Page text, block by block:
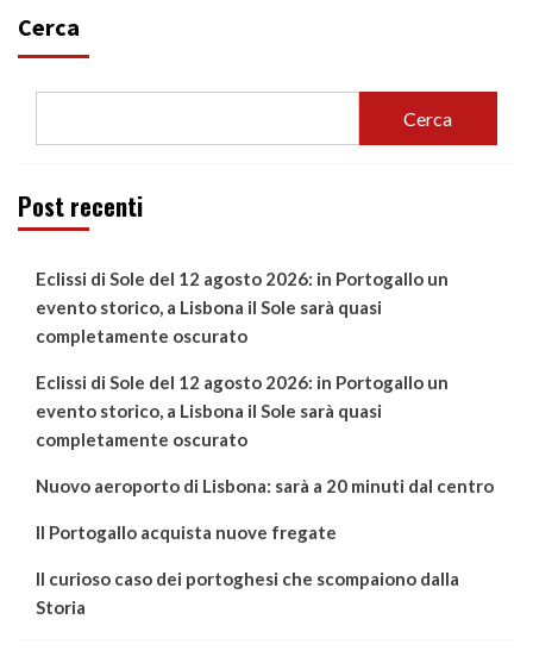
Cerca
Cerca
Post recenti
Eclissi di Sole del 12 agosto 2026: in Portogallo un
evento storico, a Lisbona il Sole sarà quasi
completamente oscurato
Eclissi di Sole del 12 agosto 2026: in Portogallo un
evento storico, a Lisbona il Sole sarà quasi
completamente oscurato
Nuovo aeroporto di Lisbona: sarà a 20 minuti dal centro
Il Portogallo acquista nuove fregate
Il curioso caso dei portoghesi che scompaiono dalla
Storia